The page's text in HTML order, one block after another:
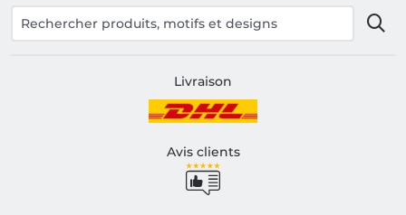
Livraison
Avis clients